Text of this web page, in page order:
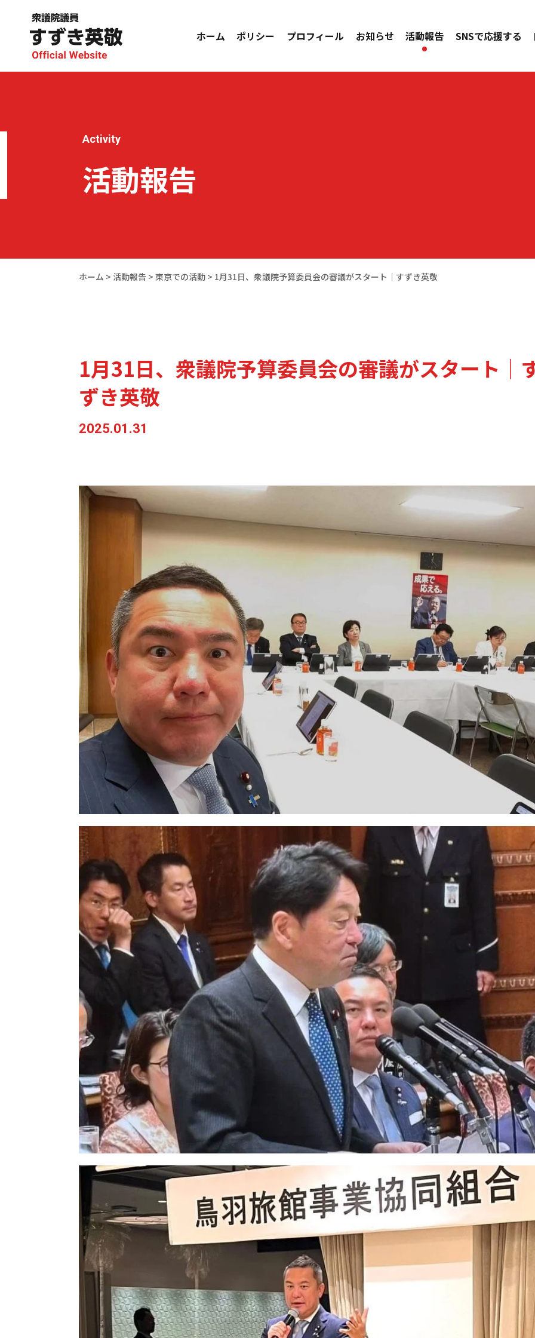
ホーム ポリシー プロフィール お知らせ 活動報告 SNSで応援する
Activity
活動報告
ホーム > 活動報告 > 東京での活動 > 1月31日、衆議院予算委員会の審議がスタート｜すずき英敬
1月31日、衆議院予算委員会の審議がスタート｜
ずき英敬
2025.01.31